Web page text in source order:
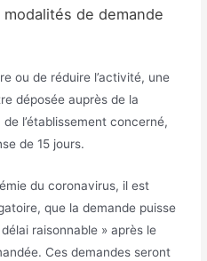
de demande
ou de réduire l’activité, une
déposée auprès de la
l’établissement concerné,
de 15 jours.
du coronavirus, il est
que la demande puisse
raisonnable » après le
Ces demandes seront